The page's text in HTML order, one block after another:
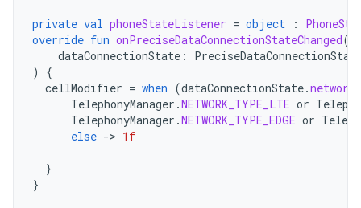
private val phoneStateListener = object :
override fun onPreciseDataConnectionStateChanged(
dataConnectionState :
)
{
cellModifier = when (dataConnectionState.
TelephonyManager .NETWORK_TYPE_LTE or
TelephonyManager .NETWORK_TYPE_EDGE or
else -> 1f
}
}